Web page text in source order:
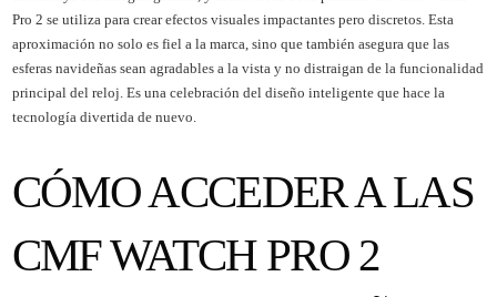
Pro 2 se utiliza para crear efectos visuales impactantes pero discretos. Esta
aproximación no solo es fiel a la marca, sino que también asegura que las
esferas navideñas sean agradables a la vista y no distraigan de la funcionalidad
principal del reloj. Es una celebración del diseño inteligente que hace la
tecnología divertida de nuevo.
CÓMO ACCEDER A LAS
CMF WATCH PRO 2